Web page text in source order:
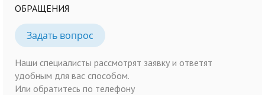
ОБРАЩЕНИЯ
Задать вопрос
Наши специалисты рассмотрят заявку и ответят
удобным для вас способом.
Или обратитесь по телефону